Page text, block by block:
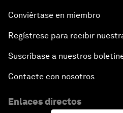
Conviértase en miembro
Regístrese para recibir
Suscríbase a nuestros
Contacte con nosotros
Enlaces directos